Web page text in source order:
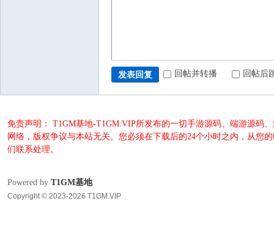
发表回复 回帖并转播 回帖后
免责声明： T1GM基地-T1GM.VIP所发布的一切手游源码、端游源码
网络，版权争议与本站无关。您必须在下载后的24个小时之内，从您
们联系处理。
Powered by T1GM基地
Copyright © 2023-2026 T1GM.VIP